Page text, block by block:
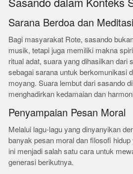
Sasando dalam Konteks
Sarana Berdoa dan Meditasi
Bagi masyarakat Rote, sasando
musik, tetapi juga memiliki makna
ritual adat, suara yang dihasilkan dari
sebagai sarana untuk berkomunikasi
moyang. Suara lembut dari sasando
menghadirkan kedamaian dan
Penyampaian Pesan Moral
Melalui lagu-lagu yang dinyanyikan
banyak pesan moral dan filosofi
ini menjadi salah satu cara untuk
generasi berikutnya.